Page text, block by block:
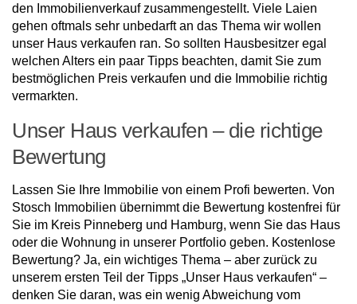
den Immobilienverkauf zusammengestellt. Viele Laien
gehen oftmals sehr unbedarft an das Thema wir wollen
unser Haus verkaufen ran. So sollten Hausbesitzer egal
welchen Alters ein paar Tipps beachten, damit Sie zum
bestmöglichen Preis verkaufen und die Immobilie richtig
vermarkten.
Unser Haus verkaufen – die richtige
Bewertung
Lassen Sie Ihre Immobilie von einem Profi bewerten. Von
Stosch Immobilien übernimmt die Bewertung kostenfrei für
Sie im Kreis Pinneberg und Hamburg, wenn Sie das Haus
oder die Wohnung in unserer Portfolio geben. Kostenlose
Bewertung? Ja, ein wichtiges Thema – aber zurück zu
unserem ersten Teil der Tipps „Unser Haus verkaufen“ –
denken Sie daran, was ein wenig Abweichung vom